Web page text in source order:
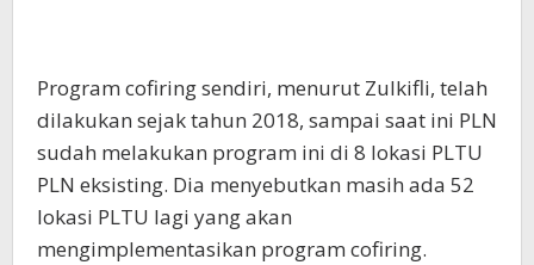
Program cofiring sendiri, menurut Zulkifli, telah
dilakukan sejak tahun 2018, sampai saat ini PLN
sudah melakukan program ini di 8 lokasi PLTU
PLN eksisting. Dia menyebutkan masih ada 52
lokasi PLTU lagi yang akan
mengimplementasikan program cofiring.